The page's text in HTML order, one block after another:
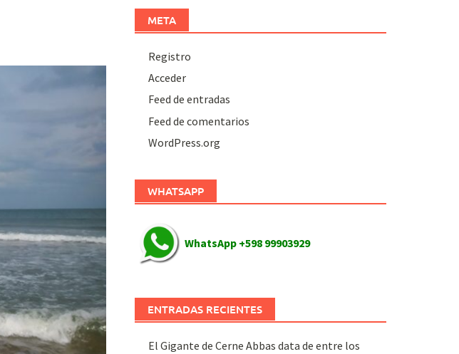
META
Registro
Acceder
Feed de entradas
Feed de comentarios
WordPress.org
WHATSAPP
WhatsApp +598 99903929
ENTRADAS RECIENTES
El Gigante de Cerne Abbas data de entre los